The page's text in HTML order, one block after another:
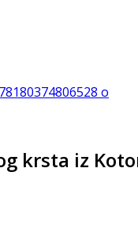
krsta iz